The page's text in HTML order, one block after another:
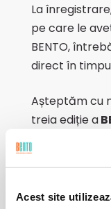
Acest site
La
pe care le
BENTO,
direct în
Așteptăm cu
treia ediție a